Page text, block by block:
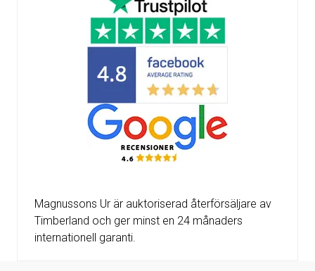
Magnussons Ur är auktoriserad återförsäljare av
Timberland och ger minst en 24 månaders
internationell garanti.